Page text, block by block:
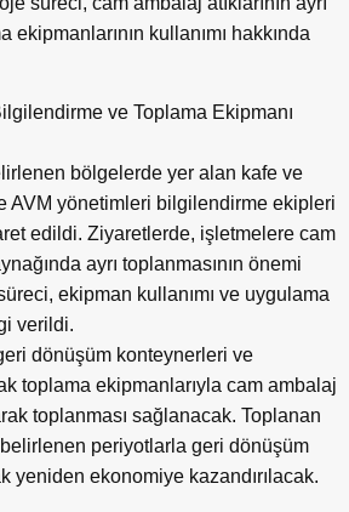
ekipmanlarının kullanımı hakkında
ve Toplama Ekipmanı
bölgelerde yer alan kafe ve
AVM yönetimleri bilgilendirme ekipleri
edildi. Ziyaretlerde, işletmelere cam
ayrı toplanmasının önemi
ekipman kullanımı ve uygulama
verildi.
dönüşüm konteynerleri ve
toplama ekipmanlarıyla cam ambalaj
toplanması sağlanacak. Toplanan
belirlenen periyotlarla geri dönüşüm
yeniden ekonomiye kazandırılacak.